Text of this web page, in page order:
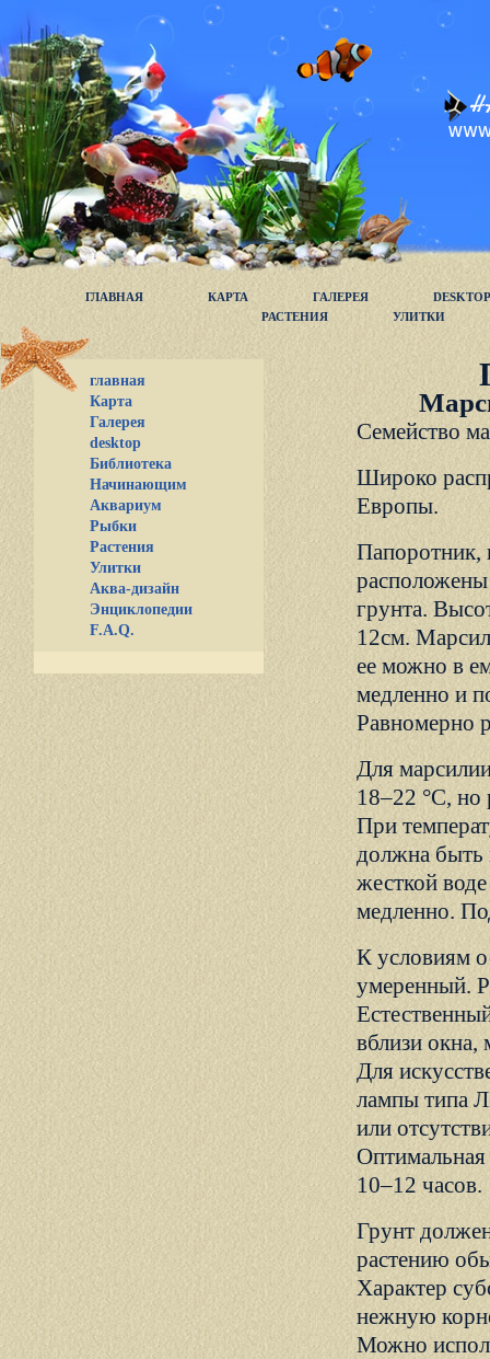
ГЛАВНАЯ КАРТА ГАЛЕРЕЯ
DESKTOP
РАСТЕНИЯ
УЛИТКИ
главная
Карта
Галерея
desktop
Библиотека
Начинающим
Аквариум
Рыбки
Растения
Улитки
Аква-дизайн
Энциклопедии
F.A.Q.
Семейство
Широко
Европы.
Папоротник,
грунта.
12см.
ее можно в
медленно и
Равномерно
Для
18–22 °С, но
При
должна быть
жесткой
медленно.
К условиям
умеренный.
вблизи окна,
Для
лампы типа
или
Оптимальная
10–12 часов.
Грунт
растению
Характер
нежную
Можно